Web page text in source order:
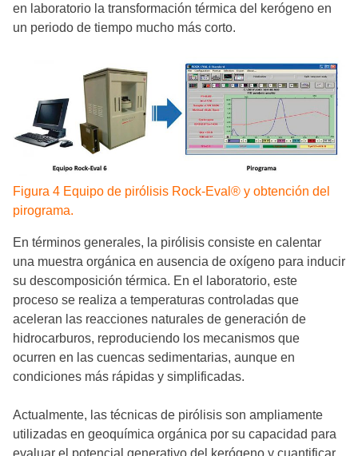
en laboratorio la transformación térmica del kerógeno en
un periodo de tiempo mucho más corto.
Figura 4 Equipo de pirólisis Rock-Eval® y obtención del
pirograma.
En términos generales, la pirólisis consiste en calentar
una muestra orgánica en ausencia de oxígeno para inducir
su descomposición térmica. En el laboratorio, este
proceso se realiza a temperaturas controladas que
aceleran las reacciones naturales de generación de
hidrocarburos, reproduciendo los mecanismos que
ocurren en las cuencas sedimentarias, aunque en
condiciones más rápidas y simplificadas.
Actualmente, las técnicas de pirólisis son ampliamente
utilizadas en geoquímica orgánica por su capacidad para
evaluar el potencial generativo del kerógeno y cuantificar